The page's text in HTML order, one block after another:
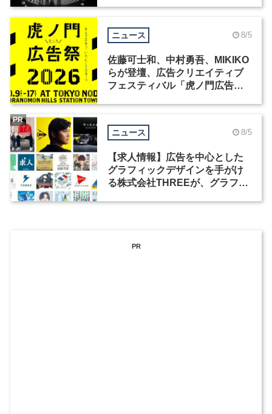
ニュース 8/5
佐藤可士和、中村勇吾、MIKIKO
らが登壇、広告クリエイティブ
フェスティバル「虎ノ門広告
ニュース 8/5
【求人情報】広告を中心とした
グラフィックデザインを手がけ
る株式会社THREEが、グラフィ
PR
PR